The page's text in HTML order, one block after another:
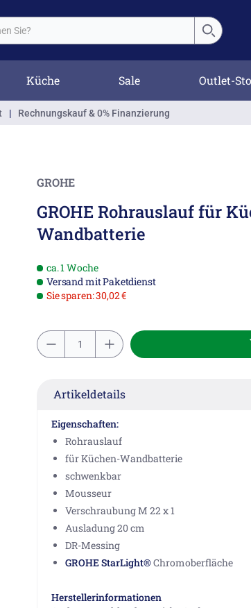
Küche Sale Outlet-
| Rechnungskauf & 0% Finanzierung
GROHE
GROHE Rohrauslauf für
Wandbatterie
ca. 1 Woche
Versand mit Paketdienst
Sie sparen: 30,02 €
Artikeldetails
Eigenschaften:
Rohrauslauf
für Küchen-Wandbatterie
schwenkbar
Mousseur
Verschraubung M 22 x 1
Ausladung 20 cm
DR-Messing
GROHE StarLight®Chromoberfläche
Herstellerinformationen